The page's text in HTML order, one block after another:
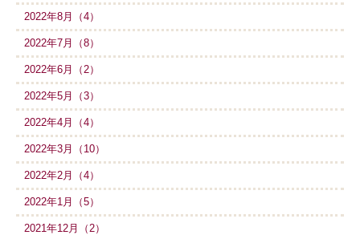
2022年8月（4）
2022年7月（8）
2022年6月（2）
2022年5月（3）
2022年4月（4）
2022年3月（10）
2022年2月（4）
2022年1月（5）
2021年12月（2）